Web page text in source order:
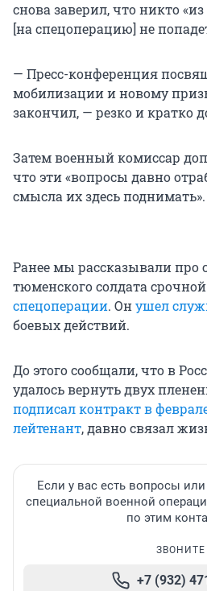
снова заверил, что никто
[на спецоперацию] не
— Пресс-конференция
мобилизации и новому
закончил, — резко и кратко
Затем военный комиссар
что эти «вопросы давно
смысла их здесь поднимать».
Ранее мы рассказывали про
тюменского солдата
спецоперации. Онушел
боевых действий.
До этого сообщали, что в
удалось вернуть двух
подписал контракт в
лейтенант, давно связал
Если у вас есть вопросы
специальной военной
по этим
ЗВОНИТЕ
+7 (932)